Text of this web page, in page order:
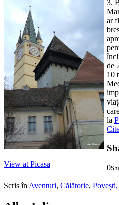
View at Picasa
3.
ar
de
10
la
0
Scris în Aventuri, Călătorie,